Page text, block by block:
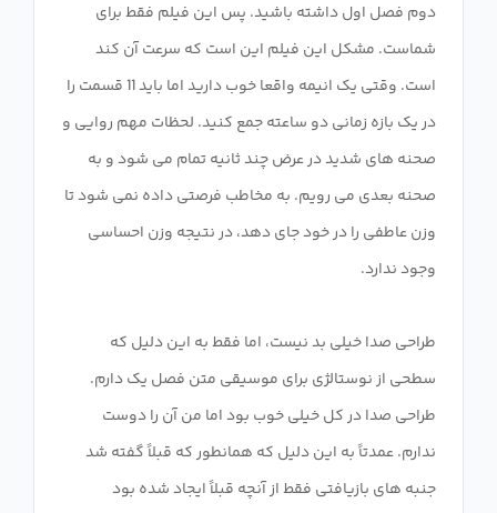
دوم فصل اول داشته باشید. پس این فیلم فقط برای
شماست. مشکل این فیلم این است که سرعت آن کند
است. وقتی یک انیمه واقعا خوب دارید اما باید 11 قسمت را
در یک بازه زمانی دو ساعته جمع کنید. لحظات مهم روایی و
صحنه های شدید در عرض چند ثانیه تمام می شود و به
صحنه بعدی می رویم. به مخاطب فرصتی داده نمی شود تا
وزن عاطفی را در خود جای دهد، در نتیجه وزن احساسی
طراحی صدا خیلی بد نیست، اما فقط به این دلیل که
سطحی از نوستالژی برای موسیقی متن فصل یک دارم.
طراحی صدا در کل خیلی خوب بود اما من آن را دوست
ندارم. عمدتاً به این دلیل که همانطور که قبلاً گفته شد
جنبه های بازیافتی فقط از آنچه قبلاً ایجاد شده بود